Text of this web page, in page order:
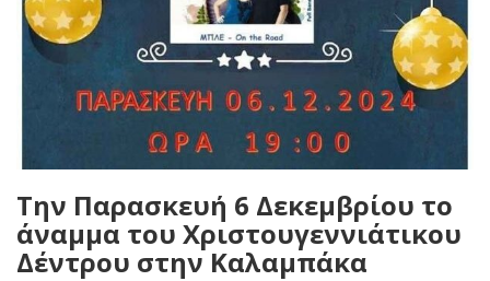
Την Παρασκευή 6 Δεκεμβρίου το
άναμμα του Χριστουγεννιάτικου
Δέντρου στην Καλαμπάκα